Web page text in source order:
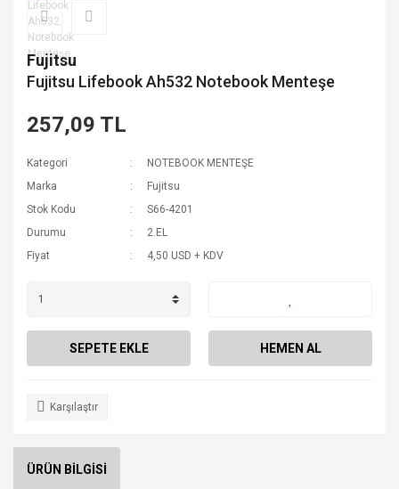
Fujitsu
Fujitsu Lifebook Ah532 Notebook Menteşe
257,09 TL
Kategori
NOTEBOOK MENTEŞE
Marka
Fujitsu
Stok Kodu
S66-4201
Durumu
2.EL
Fiyat
4,50 USD + KDV
SEPETE EKLE HEMEN AL
Karşılaştır
ÜRÜN BİLGİSİ